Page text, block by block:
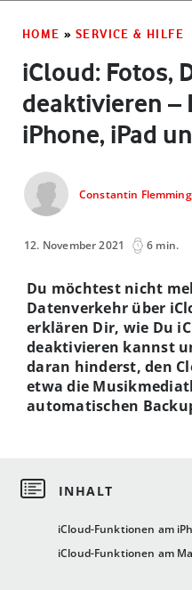
HOME » SERVICE & HILFE
iCloud: Fotos,
deaktivieren
iPhone, iPad
Constantin Flemming
12. November 2021 6 min.
iCloud-Funktionen am
iCloud-Funktionen am
Du möchtest nicht
Datenverkehr über
erklären Dir, wie Du
deaktivieren kannst
daran hinderst, den
etwa die
automatischen